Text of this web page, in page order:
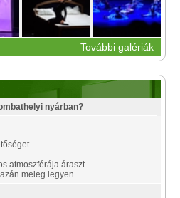
További galériák
nyárban?
atmoszférája áraszt.
meleg legyen.